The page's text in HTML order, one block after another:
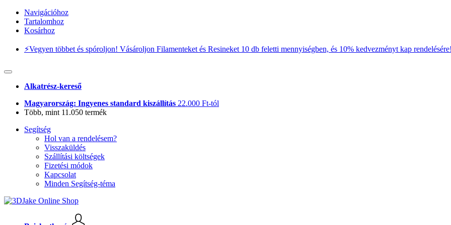
Navigációhoz
Tartalomhoz
Kosárhoz
⚡️Vegyen többet és spóroljon! Vásároljon Filamenteket és Resineket 10 db feletti mennyiségben, és 10% kedvezményt kap
Alkatrész-kereső
Magyarország: Ingyenes standard kiszállítás 22.000 Ft-tól
Több, mint 11.050 termék
Segítség
Hol van a rendelésem?
Visszaküldés
Szállítási költségek
Fizetési módok
Kapcsolat
Minden Segítség-téma